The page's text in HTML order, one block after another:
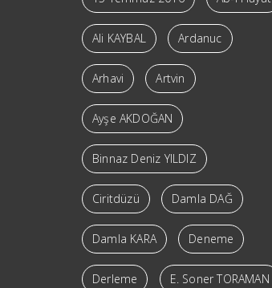
Ali KAYBAL Ardanuc
Arhavi Artvin
Ayşe AKDOĞAN
Binnaz Deniz YILDIZ
Ciritdüzü Damla DAĞ
Damla KARA Deneme
Derleme E. Soner TORAMAN